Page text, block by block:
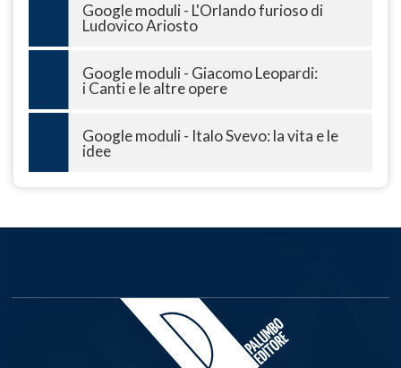
Google moduli - L'Orlando furioso di
Ludovico Ariosto
Google moduli - Giacomo Leopardi:
i Canti e le altre opere
Google moduli - Italo Svevo: la vita e le
idee